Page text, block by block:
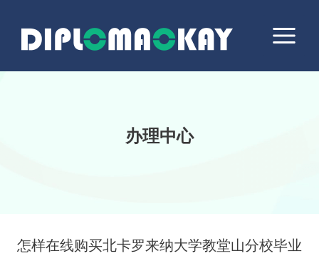
Menu
办理中心
怎样在线购买北卡罗来纳大学教堂山分校毕业